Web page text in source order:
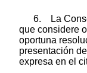
6. La
que considere
oportuna
presentación
expresa en el